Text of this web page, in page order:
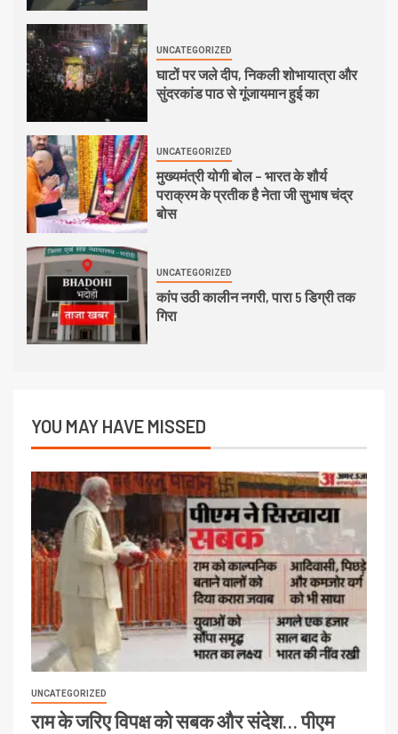
UNCATEGORIZED
घाटों पर जले दीप, निकली शोभायात्रा और
सुंदरकांड पाठ से गूंजायमान हुई का
UNCATEGORIZED
मुख्यमंत्री योगी बोल – भारत के शौर्य
पराक्रम के प्रतीक है नेता जी सुभाष चंद्र
बोस
UNCATEGORIZED
कांप उठी कालीन नगरी, पारा 5 डिग्री तक
गिरा
YOU MAY HAVE MISSED
UNCATEGORIZED
राम के जरिए विपक्ष को सबक और संदेश… पीएम